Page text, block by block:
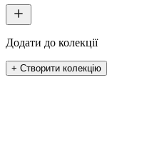
Додати до колекції
+ Створити колекцію